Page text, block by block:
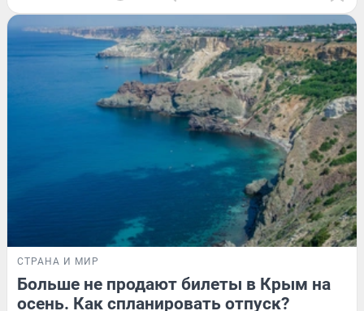
СТРАНА И МИР
Больше не продают билеты в Крым на
осень. Как спланировать отпуск?